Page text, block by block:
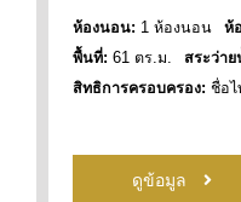
ห้องนอน: 1 ห้องนอน ห้
พื้นที่: 61 ตร.ม. สระว่าย
สิทธิการครอบครอง: ชื่อไ
ดูข้อมูล